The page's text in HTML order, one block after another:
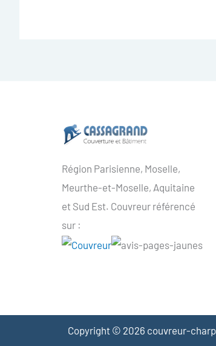
Région Parisienne, Moselle,
Meurthe-et-Moselle, Aquitaine
et Sud Est. Couvreur référencé
sur :
Copyright © 2026 couvreur-